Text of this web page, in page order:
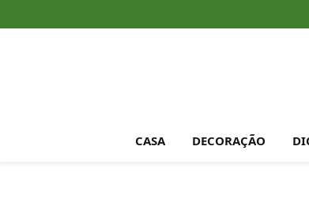
CASA DECORAÇÃO